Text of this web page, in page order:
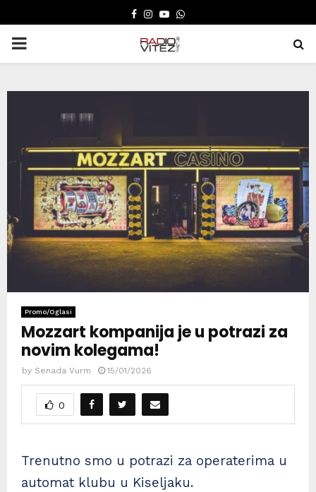
FACEBOOK
INSTAGRAM
YOUTUBE
WHATSAPP
PRIMARY
Promo/Oglasi
Mozzart kompanija je u potrazi za
novim kolegama!
by Senada Vurm 15/01/2026
0
Trenutno smo u potrazi za operaterima u
automat klubu u Kiseljaku.